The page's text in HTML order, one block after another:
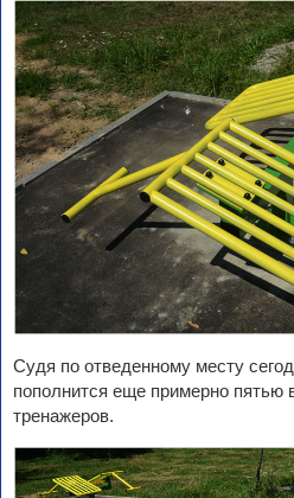
Судя по отведенному месту
пополнится еще примерно пятью
тренажеров.